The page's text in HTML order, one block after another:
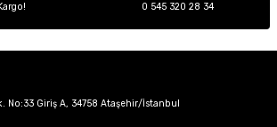
0 545 320 28 34
No:33 Giriş A, 34758 Ataşehir/İstanbul